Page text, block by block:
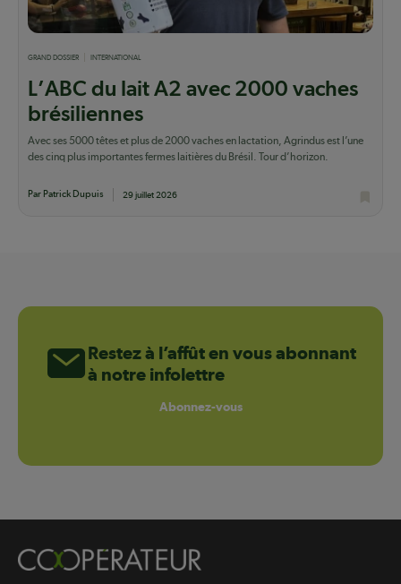
GRAND DOSSIER INTERNATIONAL
L’ABC du lait A2 avec 2000 vaches
brésiliennes
Avec ses 5000 têtes et plus de 2000 vaches en lactation, Agrindus est l’une
des cinq plus importantes fermes laitières du Brésil. Tour d’horizon.
Par Patrick Dupuis 29 juillet 2026
Restez à l’affût en vous abonnant
à notre infolettre
Abonnez-vous